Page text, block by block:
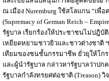
ณ เมือง Nuremburg ใช้สโลแกน “เพื่
(Supremacy of German Reich –
รัฐบาล เรียกร้องให้ประชาชนไม่ปฎิ
เหยียดหยามชาวยิวและชาวต่างชาติ
เทียมของชนชั้นกรรมาชีพ ยั่วยุให้โ
และผู้นำรัฐบาล กล่าวหารัฐบาลว่าปก
รัฐบาลกำลังทรยศต่อชาติ (Treason)